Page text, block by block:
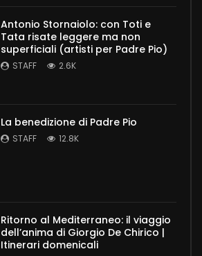
Antonio Stornaiolo: con Toti e
Tata risate leggere ma non
superficiali (artisti per Padre Pio)
STAFF 2.6K
La benedizione di Padre Pio
STAFF 12.8K
Ritorno al Mediterraneo: il viaggio
dell’anima di Giorgio De Chirico |
Itinerari domenicali